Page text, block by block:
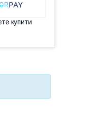
купити